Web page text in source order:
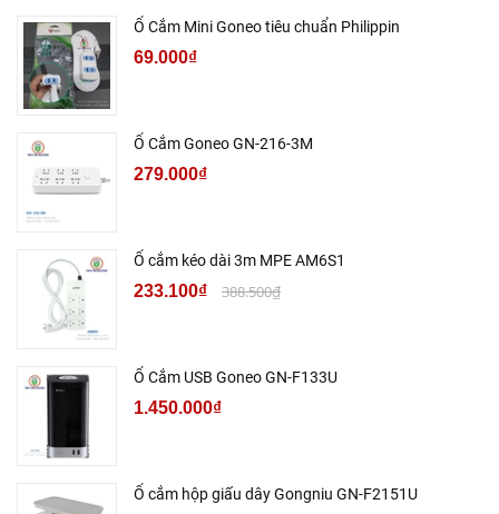
Ổ Cắm Mini Goneo tiêu chuẩn Philippin
69.000₫
Ổ Cắm Goneo GN-216-3M
279.000₫
Ổ cắm kéo dài 3m MPE AM6S1
233.100₫ 388.500₫
Ổ Cắm USB Goneo GN-F133U
1.450.000₫
Ổ cắm hộp giấu dây Gongniu GN-F2151U